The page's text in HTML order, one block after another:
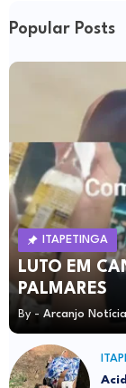
Popular Posts
ITAPETINGA
LUTO EM
PALMARES
By - Arcanjo